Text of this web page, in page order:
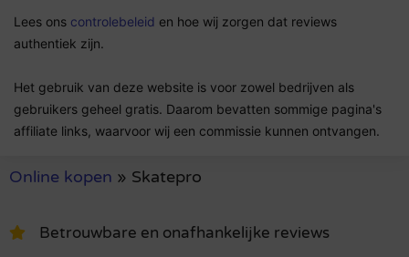
Lees ons controlebeleid en hoe wij zorgen dat reviews
authentiek zijn.
Het gebruik van deze website is voor zowel bedrijven als
gebruikers geheel gratis. Daarom bevatten sommige pagina's
affiliate links, waarvoor wij een commissie kunnen ontvangen.
Online kopen » Skatepro
Betrouwbare en onafhankelijke reviews